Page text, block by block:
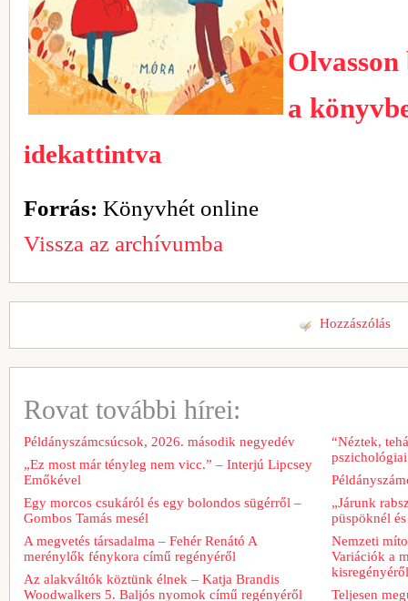
Olvasson
a
idekattintva
Forrás: Könyvhét online
Vissza az archívumba
Hozzászólás
Rovat további hírei:
Példányszámcsúcsok, 2026. második negyedév
„Ez most már tényleg nem vicc.” – Interjú Lipcsey
Emőkével
Egy morcos csukáról és egy bolondos sügérről –
Gombos Tamás mesél
A megvetés társadalma – Fehér Renátó A
merénylők fénykora című regényéről
Az alakváltók köztünk élnek – Katja Brandis
Woodwalkers 5. Baljós nyomok című regényéről
“Néztek,
„Járunk
püspöknél
Nemzeti
Variációk a
kisregényéről
Teljesen